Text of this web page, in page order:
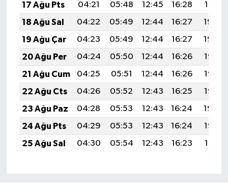
17 Ağu Pts
04:21 05:48 12:45 16:28
19:31
18 Ağu Sal
04:22 05:49 12:44 16:27
19:30
19 Ağu Çar
04:23 05:49 12:44 16:27
19:29
20 Ağu Per
04:24 05:50 12:44 16:26
19:28
21 Ağu Cum
04:25 05:51 12:44 16:26
19:26
22 Ağu Cts
04:26 05:52 12:43 16:25
19:25
23 Ağu Paz
04:28 05:53 12:43 16:24
19:24
24 Ağu Pts
04:29 05:53 12:43 16:24
19:22
25 Ağu Sal
04:30 05:54 12:43 16:23 19:21